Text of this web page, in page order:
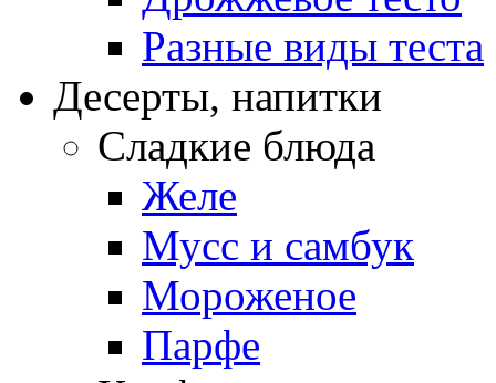
Разные виды теста
Десерты, напитки
Сладкие блюда
Желе
Мусс и самбук
Мороженое
Парфе